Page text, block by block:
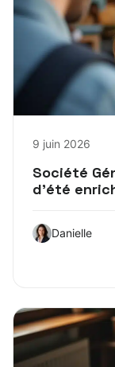
9 juin 2026
Société
d’été
Danielle